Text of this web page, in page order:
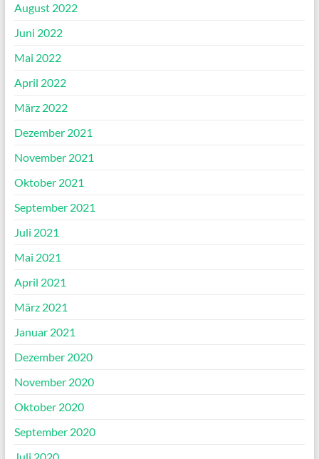
August 2022
Juni 2022
Mai 2022
April 2022
März 2022
Dezember 2021
November 2021
Oktober 2021
September 2021
Juli 2021
Mai 2021
April 2021
März 2021
Januar 2021
Dezember 2020
November 2020
Oktober 2020
September 2020